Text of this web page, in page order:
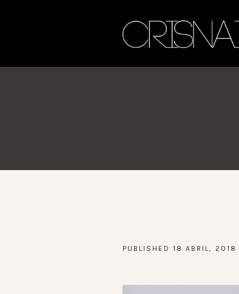
PUBLISHED 18 ABRIL, 2018